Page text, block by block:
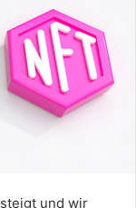
und wir